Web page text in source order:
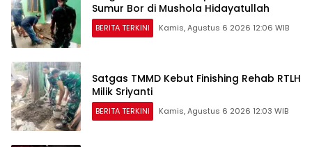
Sumur Bor di Mushola Hidayatullah
BERITA TERKINI Kamis, Agustus 6 2026 12:06 WIB
Satgas TMMD Kebut Finishing Rehab RTLH
Milik Sriyanti
BERITA TERKINI Kamis, Agustus 6 2026 12:03 WIB